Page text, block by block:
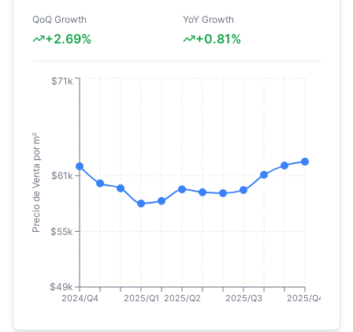
QoQ Growth
+2.69%
YoY Growth
+0.81%
2024/Q4 2025/Q1 2025/Q2 2025/Q3 2025/Q4
$49k
$55k
$61k
$71k
Precio de Venta por m²